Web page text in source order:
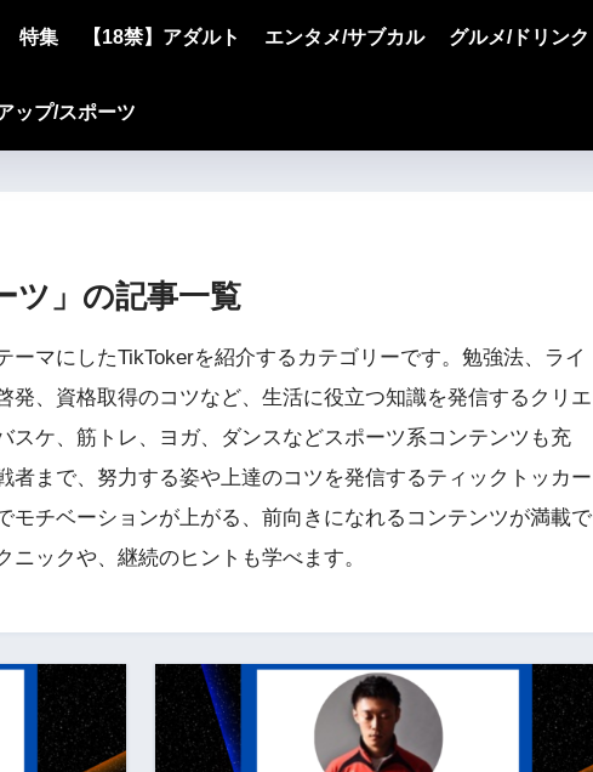
特集 【18禁】アダルト エンタメ/サブカル グルメ/ドリンク
ップ/スポーツ
ツ」の記事一覧
ーマにしたTikTokerを紹介するカテゴリーです。勉強法、ライ
発、資格取得のコツなど、生活に役立つ知識を発信するクリエ
スケ、筋トレ、ヨガ、ダンスなどスポーツ系コンテンツも充
者まで、努力する姿や上達のコツを発信するティックトッカー
モチベーションが上がる、前向きになれるコンテンツが満載で
ックや、継続のヒントも学べます。